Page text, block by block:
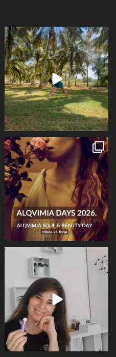
Da ne ispadne da samo radim 😅
Kad se dokopam...
29 2
U srijedu 24.6 i četvrtak 25.6
Alqvimia store
16
BIOVITALIS® Antistresni inhalator -
super dodatak
31